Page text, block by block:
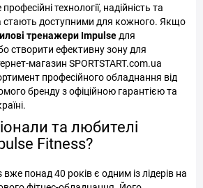
технології, надійність та
стають доступними для кожного. Якщо
тренажери Impulse для
створити ефективну зону для
магазин SPORTSTART.com.ua
професійного обладнання від
бренду з офіційною гарантією та
та любителі
Fitness?
понад 40 років є одним із лідерів на